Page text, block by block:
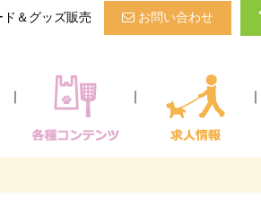
＆グッズ販売 お問い合わせ
｜ ｜ ｜